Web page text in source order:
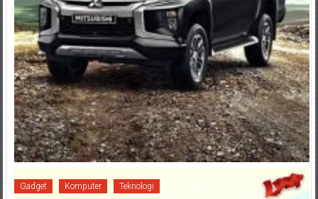
Gadget Komputer Teknologi